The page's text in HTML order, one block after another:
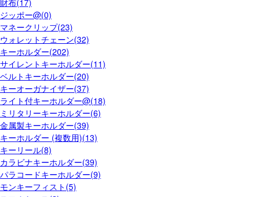
財布(17)
ジッポー@(0)
マネークリップ(23)
ウォレットチェーン(32)
キーホルダー(202)
サイレントキーホルダー(11)
ベルトキーホルダー(20)
キーオーガナイザー(37)
ライト付キーホルダー@(18)
ミリタリーキーホルダー(6)
金属製キーホルダー(39)
キーホルダー (複数用)(13)
キーリール(8)
カラビナキーホルダー(39)
パラコードキーホルダー(9)
モンキーフィスト(5)